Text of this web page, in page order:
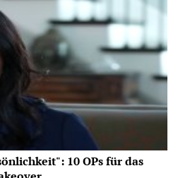
10 OPs für das